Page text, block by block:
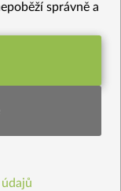
správně a